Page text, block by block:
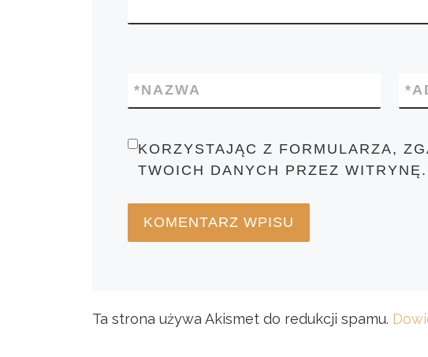
NAZWA
* *
KORZYSTAJĄC Z FORMULARZA,
TWOICH DANYCH PRZEZ
Ta strona używa Akismet do redukcji spamu.